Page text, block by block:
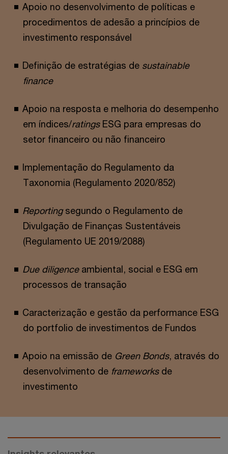
Apoio no desenvolvimento de políticas e
procedimentos de adesão a princípios de
investimento responsável
Definição de estratégias de sustainable
finance
Apoio na resposta e melhoria do desempenho
em índices/ratingsESG para empresas do
setor financeiro ou não financeiro
Implementação do Regulamento da
Taxonomia (Regulamento 2020/852)
Reportingsegundo o Regulamento de
Divulgação de Finanças Sustentáveis
(Regulamento UE 2019/2088)
Due diligenceambiental, social e ESG em
processos de transação
Caracterização e gestão da performance ESG
do portfolio de investimentos de Fundos
Apoio na emissão de Green Bonds, através do
desenvolvimento de frameworksde
investimento